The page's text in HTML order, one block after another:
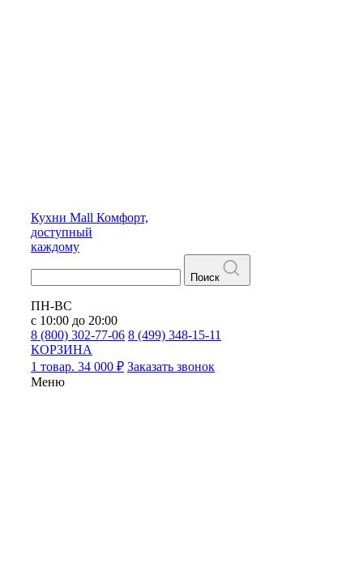
Кухни Mall Комфорт,
доступный
каждому
Поиск
ПН-ВС
с 10:00 до 20:00
8 (800) 302-77-06 8 (499) 348-15-11
КОРЗИНА
1 товар. 34 000 ₽ Заказать звонок
Меню